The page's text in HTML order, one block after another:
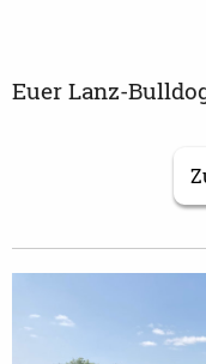
Euer Lanz-